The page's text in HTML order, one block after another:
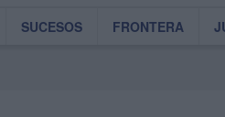
SUCESOS FRONTERA